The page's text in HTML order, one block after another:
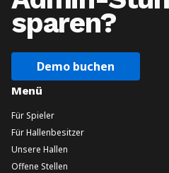
sparen?
Demo buchen
Menü
Für Spieler
Für Hallenbesitzer
Unsere Hallen
Offene Stellen